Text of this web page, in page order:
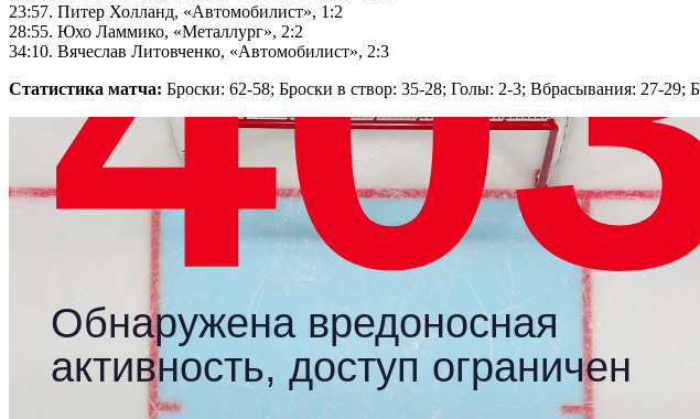
23:57. Питер Холланд, «Автомобилист», 1:2
28:55. Юхо Ламмико, «Металлург», 2:2
34:10. Вячеслав Литовченко, «Автомобилист», 2:3
Статистика матча: Броски: 62-58; Броски в створ: 35-28; Голы: 2-3; Вбрасывания: 27-